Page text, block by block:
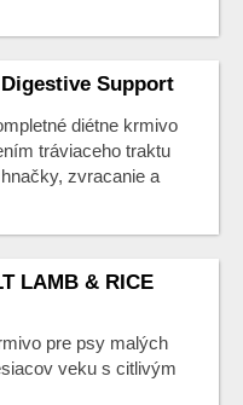
Digestive Support
diétne krmivo
tráviaceho traktu
zvracanie a
LAMB & RICE
pre psy malých
veku s citlivým